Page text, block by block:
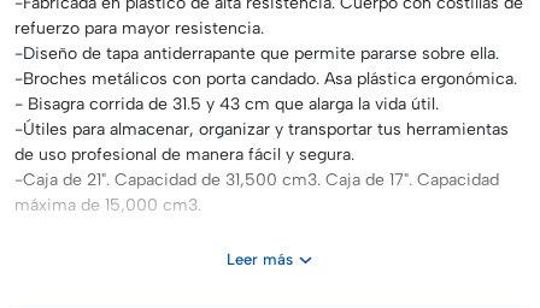
refuerzo para mayor resistencia.
-Diseño de tapa antiderrapante que permite pararse sobre ella.
-Broches metálicos con porta candado. Asa plástica ergonómica.
- Bisagra corrida de 31.5 y 43 cm que alarga la vida útil.
-Útiles para almacenar, organizar y transportar tus herramientas
de uso profesional de manera fácil y segura.
-Caja de 21". Capacidad de 31,500 cm3. Caja de 17". Capacidad
máxima de 15,000 cm3.
Leer más